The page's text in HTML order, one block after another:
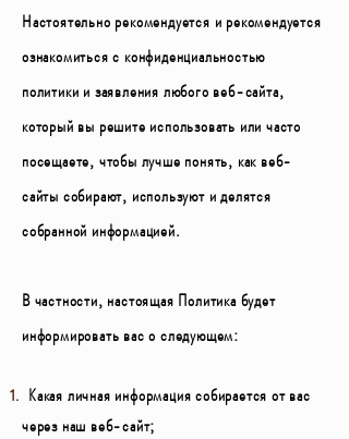
Настоятельно рекомендуется и рекомендуется
ознакомиться с конфиденциальностью
политики и заявления любого веб-сайта,
который вы решите использовать или часто
посещаете, чтобы лучше понять, как веб-
сайты собирают, используют и делятся
собранной информацией.
В частности, настоящая Политика будет
информировать вас о следующем:
Какая личная информация собирается от вас
через наш веб-сайт;